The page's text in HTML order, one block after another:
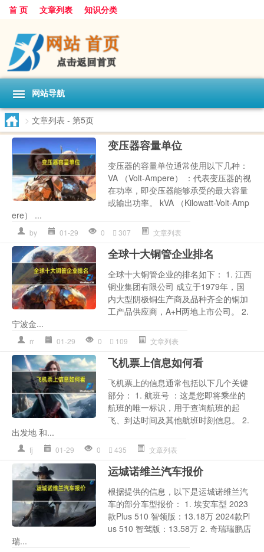
首 页 文章列表 知识分类
网站导航
> 文章列表 - 第5页
变压器容量单位
变压器的容量单位通常使用以下几种：
VA （Volt-Ampere） ：代表变压器的视
在功率，即变压器能够承受的最大容量
或输出功率。 kVA （Kilowatt-Volt-Amp
ere） ...
by 01-29 0 307 文章列表
全球十大铜管企业排名
全球十大铜管企业的排名如下： 1. 江西
铜业集团有限公司 成立于1979年，国
内大型阴极铜生产商及品种齐全的铜加
工产品供应商，A+H两地上市公司。 2.
宁波金...
rr 01-29 0 109 文章列表
飞机票上信息如何看
飞机票上的信息通常包括以下几个关键
部分： 1. 航班号 ：这是您即将乘坐的
航班的唯一标识，用于查询航班的起
飞、到达时间及其他航班时刻信息。 2.
出发地 和...
fj 01-29 0 435 文章列表
运城诺维兰汽车报价
根据提供的信息，以下是运城诺维兰汽
车的部分车型报价： 1. 埃安车型 2023
款Plus 510 智领版：13.18万 2024款Pl
us 510 智驾版：13.58万 2. 奇瑞瑞鹏店
瑞...